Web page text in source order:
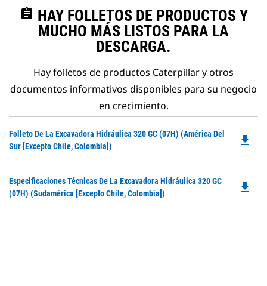
assignment HAY FOLLETOS DE PRODUCTOS Y
MUCHO MÁS LISTOS PARA LA
DESCARGA.
Hay folletos de productos Caterpillar y otros
documentos informativos disponibles para su negocio
en crecimiento.
Folleto De La Excavadora Hidráulica 320 GC (07H) (América Del
Sur [excepto Chile, Colombia])
file_download
Especificaciones Técnicas De La Excavadora Hidráulica 320 GC
(07H) (Sudamérica [excepto Chile, Colombia])
file_download